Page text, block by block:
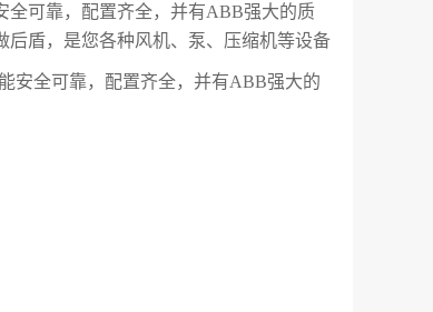
全可靠，配置齐全，并有ABB强大的质
后盾，是您各种风机、泵、压缩机等设备
全可靠，配置齐全，并有ABB强大的